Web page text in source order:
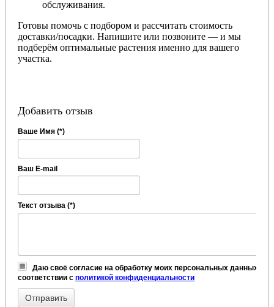
обслуживания.
Готовы помочь с подбором и рассчитать стоимость
доставки/посадки. Напишите или позвоните — и мы
подберём оптимальные растения именно для вашего
участка.
Добавить отзыв
Ваше Имя (*)
Ваш E-mail
Текст отзыва (*)
Даю своё согласие на обработку моих персональных данных, в
соответствии с политикой конфиденциальности